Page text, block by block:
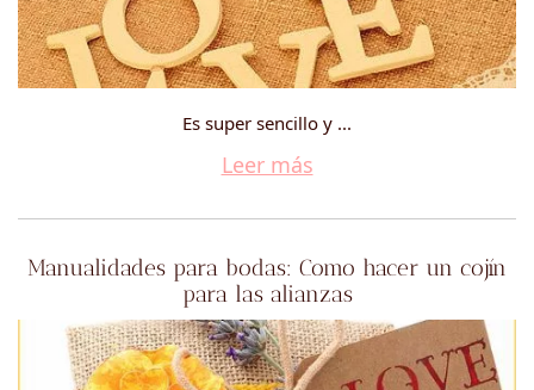
Es super sencillo y ...
Leer más
Manualidades para bodas: Como hacer un cojín
para las alianzas